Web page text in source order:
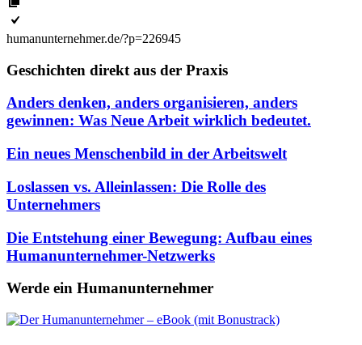
humanunternehmer.de/?p=226945
Geschichten direkt aus der Praxis
Anders denken, anders organisieren, anders
gewinnen: Was Neue Arbeit wirklich bedeutet.
Ein neues Menschenbild in der Arbeitswelt
Loslassen vs. Alleinlassen: Die Rolle des
Unternehmers
Die Entstehung einer Bewegung: Aufbau eines
Humanunternehmer-Netzwerks
Werde ein Humanunternehmer